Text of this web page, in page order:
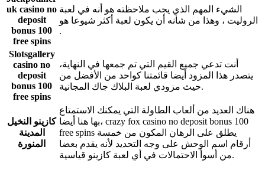
uk casino no
deposit
bonus 100
free spins
الشيء المهم الذي يجب ملاحظته هو أنه في لعبة
الروليت ، وهذا من شأنه أن يكون لعبة أكثر شيوعا هو
.
Slotsgallery
casino no
deposit
bonus 100
free spins
أنت تدعي جميع القيم التي تم جمعها في النهاية،
يتصدر هذا المزود أيضا قائمتنا كواحد من الأفضل من
حيث مزودي لعبة البلاك جاك المجانية.
كازينو النخيل
المدينة
المنورة
هناك العديد من ألعاب الطاولة التي يمكنك الاستمتاع
بها هنا أيضا، crazy fox casino no deposit bonus 100
free spins يطلق على الرهان المكون من خمسة
أرقام اسم الوحش على وجه التحديد لأنه يقدم بعضا
من أسوأ الاحتمالات في أي لعبة كازينو قياسية.